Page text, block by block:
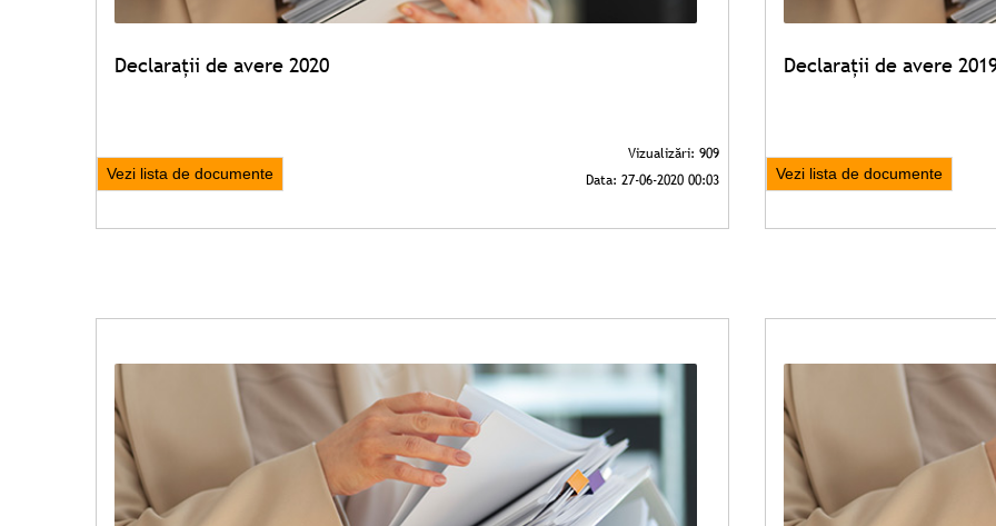
Declarații de avere 2020
Vezi lista de documente
Declarații de avere
Vezi lista de documente